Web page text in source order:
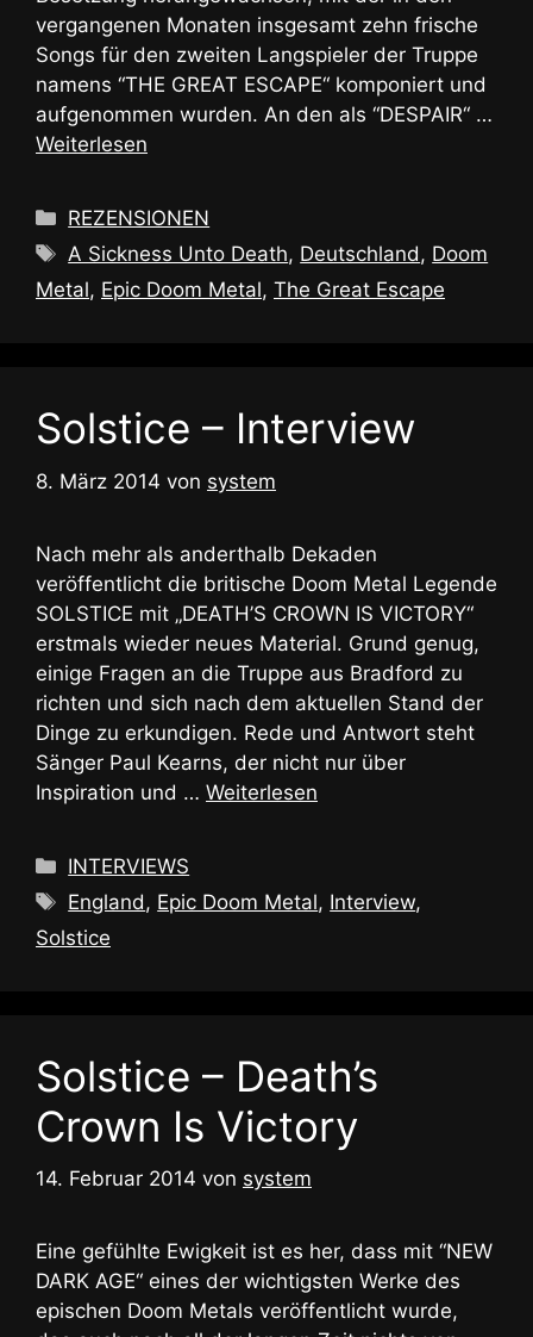
vergangenen Monaten insgesamt zehn frische
Songs für den zweiten Langspieler der Truppe
namens “THE GREAT ESCAPE“ komponiert und
aufgenommen wurden. An den als “DESPAIR“ …
Weiterlesen
Kategorien
REZENSIONEN
Schlagwörter
A Sickness Unto Death, Deutschland, Doom
Metal, Epic Doom Metal, The Great Escape
Solstice – Interview
8. März 2014 von system
Nach mehr als anderthalb Dekaden
veröffentlicht die britische Doom Metal Legende
SOLSTICE mit „DEATH’S CROWN IS VICTORY“
erstmals wieder neues Material. Grund genug,
einige Fragen an die Truppe aus Bradford zu
richten und sich nach dem aktuellen Stand der
Dinge zu erkundigen. Rede und Antwort steht
Sänger Paul Kearns, der nicht nur über
Inspiration und … Weiterlesen
Kategorien
INTERVIEWS
Schlagwörter
England, Epic Doom Metal, Interview,
Solstice
Solstice – Death’s
Crown Is Victory
14. Februar 2014 von system
Eine gefühlte Ewigkeit ist es her, dass mit “NEW
DARK AGE“ eines der wichtigsten Werke des
epischen Doom Metals veröffentlicht wurde,